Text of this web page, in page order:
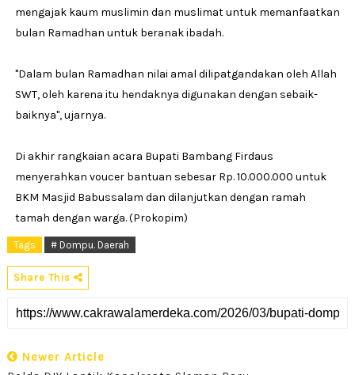
mengajak kaum muslimin dan muslimat untuk memanfaatkan
bulan Ramadhan untuk beranak ibadah.
"Dalam bulan Ramadhan nilai amal dilipatgandakan oleh Allah
SWT, oleh karena itu hendaknya digunakan dengan sebaik-
baiknya", ujarnya.
Di akhir rangkaian acara Bupati Bambang Firdaus
menyerahkan voucer bantuan sebesar Rp. 10.000.000 untuk
BKM Masjid Babussalam dan dilanjutkan dengan ramah
tamah dengan warga. (Prokopim)
Tags # Dompu. Daerah
Share This
Newer Article